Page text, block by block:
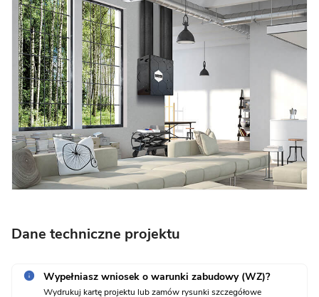
Dane techniczne projektu
Wypełniasz wniosek o warunki zabudowy (WZ)?
Wydrukuj kartę projektu lub zamów rysunki szczegółowe